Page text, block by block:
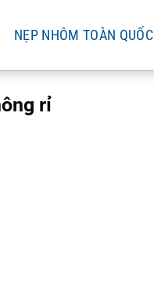
NẸP NHÔM TOÀN QUỐC
rỉ